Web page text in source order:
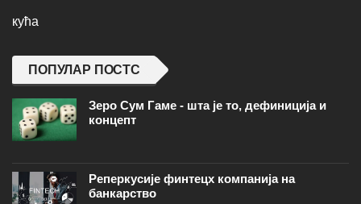
кућа
ПОПУЛАР ПОСТС
Зеро Сум Гаме - шта је то, дефиниција и
концепт
Реперкусије финтецх компанија на
банкарство